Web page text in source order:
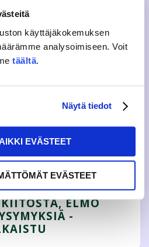
käyttäjäkokemuksen
analysoimiseen. Voit
täältä.
Näytä tiedot
EVÄSTEET
EVÄSTEET
maksamisesta.
www.jamko.fi/frank
digitaalisen
tai kysymyksiä
frank@jamko.fi
ELMO
-